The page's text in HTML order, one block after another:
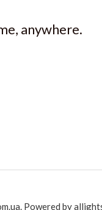
anywhere.
Powered by